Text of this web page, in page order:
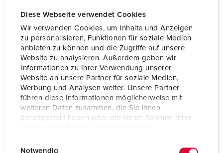
Diese Webseite verwendet Cookies
Wir verwenden Cookies, um Inhalte und Anzeigen
zu personalisieren, Funktionen für soziale Medien
anbieten zu können und die Zugriffe auf unsere
Website zu analysieren. Außerdem geben wir
Informationen zu Ihrer Verwendung unserer
Website an unsere Partner für soziale Medien,
Werbung und Analysen weiter. Unsere Partner
führen diese Informationen möglicherweise mit
weiteren Daten zusammen, die Sie ihnen
bereitgestellt haben oder die sie im Rahmen Ihrer
Notwendig
400 V
Uhrzeitstellung 6 h
Hertz 50-60 Hz
Anschlusstechnik Schraubkontakt
Kontakt
hochwärmebeständige Kontaktträger
vernickelte Kontakte
X-CONTACT®